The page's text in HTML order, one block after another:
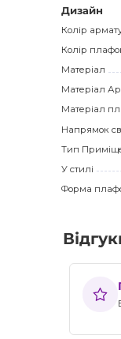
Цей
Дизайн
Колір
Колір
Матеріал
Матеріал
Матеріал
Напрямок
Тип
У стилі
Форма